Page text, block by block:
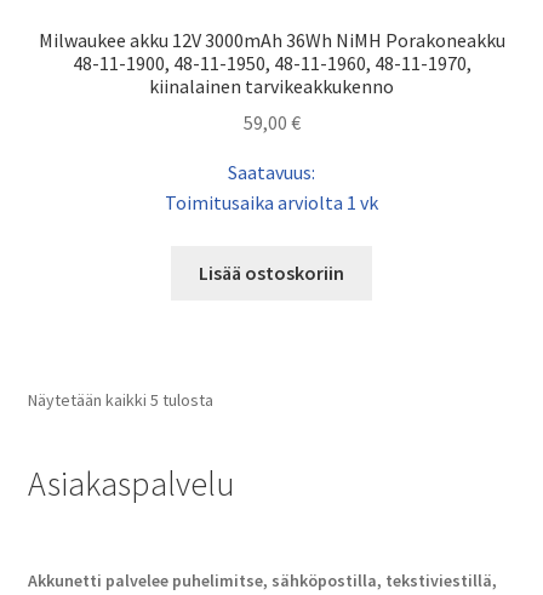
Milwaukee akku 12V 3000mAh 36Wh NiMH Porakoneakku
48-11-1900, 48-11-1950, 48-11-1960, 48-11-1970,
kiinalainen tarvikeakkukenno
59,00 €
Saatavuus:
Toimitusaika arviolta 1 vk
Lisää ostoskoriin
Näytetään kaikki 5 tulosta
Asiakaspalvelu
Akkunetti palvelee puhelimitse, sähköpostilla, tekstiviestillä,